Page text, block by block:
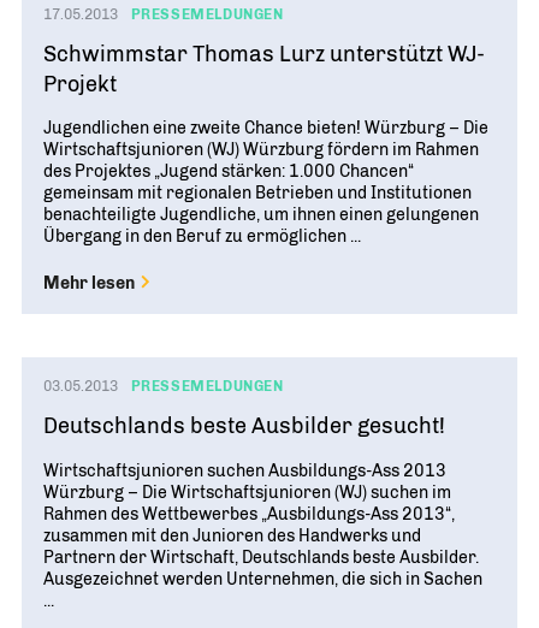
17.05.2013 PRESSEMELDUNGEN
Schwimmstar Thomas Lurz unterstützt WJ-
Projekt
Jugendlichen eine zweite Chance bieten! Würzburg – Die
Wirtschaftsjunioren (WJ) Würzburg fördern im Rahmen
des Projektes „Jugend stärken: 1.000 Chancen“
gemeinsam mit regionalen Betrieben und Institutionen
benachteiligte Jugendliche, um ihnen einen gelungenen
Übergang in den Beruf zu ermöglichen ...
Mehr lesen
03.05.2013 PRESSEMELDUNGEN
Deutschlands beste Ausbilder gesucht!
Wirtschaftsjunioren suchen Ausbildungs-Ass 2013
Würzburg – Die Wirtschaftsjunioren (WJ) suchen im
Rahmen des Wettbewerbes „Ausbildungs-Ass 2013“,
zusammen mit den Junioren des Handwerks und
Partnern der Wirtschaft, Deutschlands beste Ausbilder.
Ausgezeichnet werden Unternehmen, die sich in Sachen
...